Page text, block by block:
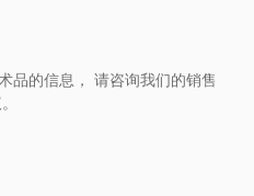
品的信息， 请咨询我们的销售